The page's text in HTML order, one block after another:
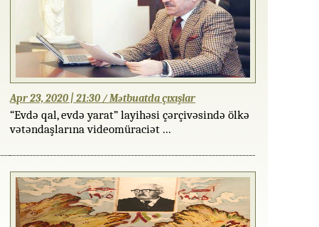
Apr 23, 2020 | 21:30 / Mətbuatda çıxışlar
“Evdə qal, evdə yarat” layihəsi çərçivəsində ölkə
vətəndaşlarına videomüraciət ...